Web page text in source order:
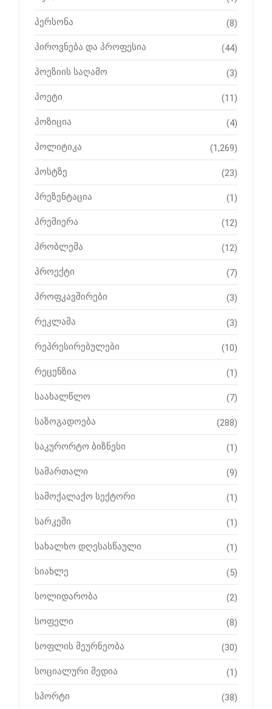
პერსონა (8)
პიროვნება და პროფესია (44)
პოეზიის საღამო (3)
პოეტი (11)
პოზიცია (4)
პოლიტიკა (1,269)
პოსტზე (23)
პრეზენტაცია (1)
პრემიერა (12)
პრობლემა (12)
პროექტი (7)
პროფკავშირები (3)
რეკლამა (3)
რეპრესირებულები (10)
რეცენზია (1)
საახალწლო (7)
საზოგადოება (288)
საკურორტო ბიზნესი (1)
სამართალი (9)
სამოქალაქო სექტორი (1)
სარკეში (1)
სახალხო დღესასწაული (1)
სიახლე (5)
სოლიდარობა (2)
სოფელი (8)
სოფლის მეურნეობა (30)
სოციალური მედია (1)
სპორტი (38)